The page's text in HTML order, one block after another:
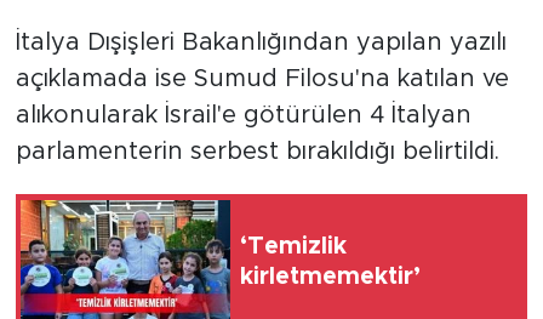
İtalya Dışişleri Bakanlığından yapılan yazılı
açıklamada ise Sumud Filosu'na katılan ve
alıkonularak İsrail'e götürülen 4 İtalyan
parlamenterin serbest bırakıldığı belirtildi.
‘Temizlik
kirletmemektir’